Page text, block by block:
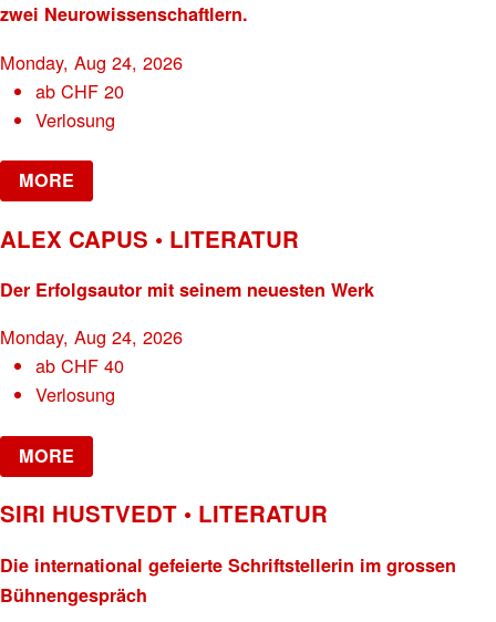
zwei Neurowissenschaftlern.
Monday, Aug 24, 2026
abCHF 20
Verlosung
MORE
ALEX CAPUS • LITERATUR
Der Erfolgsautor mit seinem neuesten Werk
Monday, Aug 24, 2026
abCHF 40
Verlosung
MORE
SIRI HUSTVEDT • LITERATUR
Die international gefeierte Schriftstellerin im grossen
Bühnengespräch